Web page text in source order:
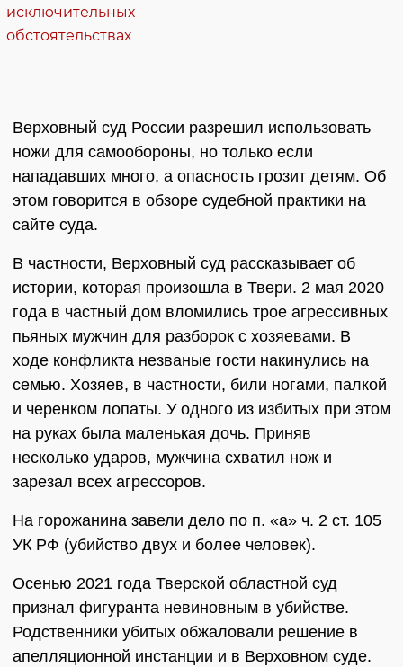
Верховный суд России разрешил использовать
ножи для самообороны, но только если
нападавших много, а опасность грозит детям. Об
этом говорится в обзоре судебной практики на
сайте суда.
В частности, Верховный суд рассказывает об
истории, которая произошла в Твери. 2 мая 2020
года в частный дом вломились трое агрессивных
пьяных мужчин для разборок с хозяевами. В
ходе конфликта незваные гости накинулись на
семью. Хозяев, в частности, били ногами, палкой
и черенком лопаты. У одного из избитых при этом
на руках была маленькая дочь. Приняв
несколько ударов, мужчина схватил нож и
зарезал всех агрессоров.
На горожанина завели дело по п. «а» ч. 2 ст. 105
УК РФ (убийство двух и более человек).
Осенью 2021 года Тверской областной суд
признал фигуранта невиновным в убийстве.
Родственники убитых обжаловали решение в
апелляционной инстанции и в Верховном суде.